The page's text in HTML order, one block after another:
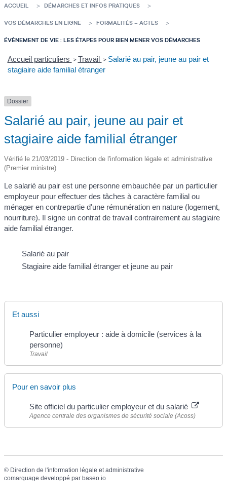
ACCUEIL DÉMARCHES ET INFOS PRATIQUES
VOS DÉMARCHES EN LIGNE FORMALITÉS – ACTES
ÉVÈNEMENT DE VIE : LES ÉTAPES POUR BIEN MENER VOS DÉMARCHES
Accueil particuliers > Travail > Salarié au pair, jeune au pair et
stagiaire aide familial étranger
Dossier
Salarié au pair, jeune au pair et
stagiaire aide familial étranger
Vérifié le 21/03/2019 - Direction de l'information légale et administrative
(Premier ministre)
Le salarié au pair est une personne embauchée par un particulier
employeur pour effectuer des tâches à caractère familial ou
ménager en contrepartie d'une rémunération en nature (logement,
nourriture). Il signe un contrat de travail contrairement au stagiaire
aide familial étranger.
Salarié au pair
Stagiaire aide familial étranger et jeune au pair
Et aussi
Particulier employeur : aide à domicile (services à la
personne)
Travail
Pour en savoir plus
Site officiel du particulier employeur et du salarié
Agence centrale des organismes de sécurité sociale (Acoss)
© Direction de l'information légale et administrative
comarquage developpé par baseo.io